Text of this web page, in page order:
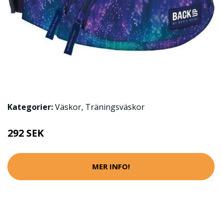
Kategorier:Väskor, Träningsväskor
292 SEK
MER INFO!